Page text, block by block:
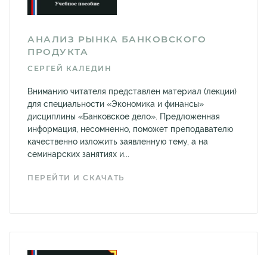
АНАЛИЗ РЫНКА БАНКОВСКОГО
ПРОДУКТА
СЕРГЕЙ КАЛЕДИН
Вниманию читателя представлен материал (лекции)
для специальности «Экономика и финансы»
дисциплины «Банковское дело». Предложенная
информация, несомненно, поможет преподавателю
качественно изложить заявленную тему, а на
семинарских занятиях и...
ПЕРЕЙТИ И СКАЧАТЬ